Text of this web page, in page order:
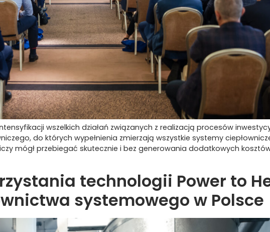
wszelkich działań związanych z realizacją procesów
do których wypełnienia zmierzają wszystkie systemy
mógł przebiegać skutecznie i bez generowania dodatkowych
technologii Power to
systemowego w Polsce